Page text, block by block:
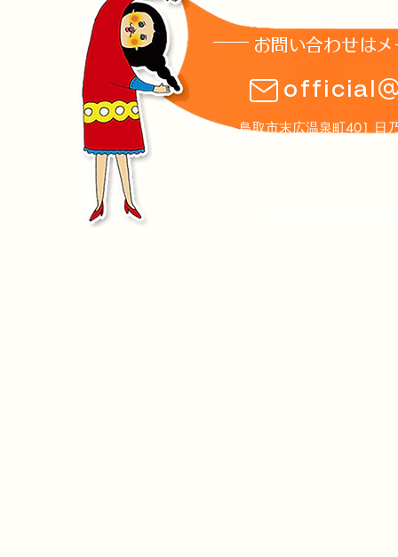
8月1日(土)土曜夜市ステージ
のお知らせ
ト案内
お問い合わせは
鳥取市末広温泉町401 日